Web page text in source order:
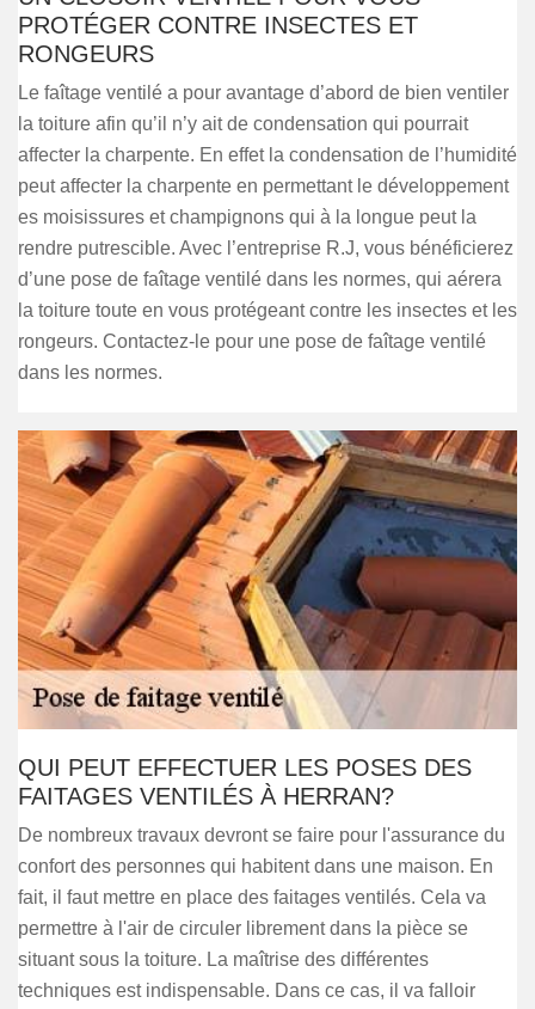
PROTÉGER CONTRE INSECTES ET
RONGEURS
Le faîtage ventilé a pour avantage d’abord de bien ventiler
la toiture afin qu’il n’y ait de condensation qui pourrait
affecter la charpente. En effet la condensation de l’humidité
peut affecter la charpente en permettant le développement
es moisissures et champignons qui à la longue peut la
rendre putrescible. Avec l’entreprise R.J, vous bénéficierez
d’une pose de faîtage ventilé dans les normes, qui aérera
la toiture toute en vous protégeant contre les insectes et les
rongeurs. Contactez-le pour une pose de faîtage ventilé
dans les normes.
QUI PEUT EFFECTUER LES POSES DES
FAITAGES VENTILÉS À HERRAN?
De nombreux travaux devront se faire pour l'assurance du
confort des personnes qui habitent dans une maison. En
fait, il faut mettre en place des faitages ventilés. Cela va
permettre à l'air de circuler librement dans la pièce se
situant sous la toiture. La maîtrise des différentes
techniques est indispensable. Dans ce cas, il va falloir